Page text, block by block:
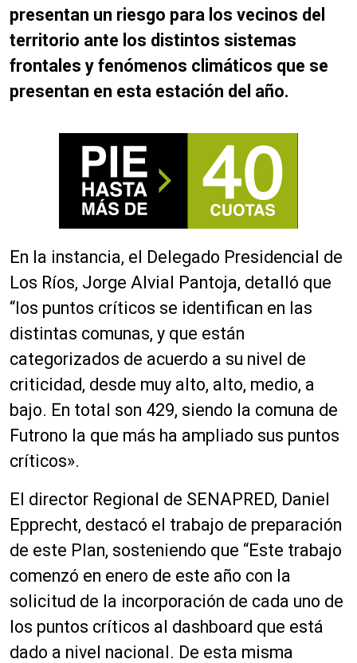
presentan un riesgo para los vecinos del
territorio ante los distintos sistemas
frontales y fenómenos climáticos que se
presentan en esta estación del año.
En la instancia, el Delegado Presidencial de
Los Ríos, Jorge Alvial Pantoja, detalló que
“los puntos críticos se identifican en las
distintas comunas, y que están
categorizados de acuerdo a su nivel de
criticidad, desde muy alto, alto, medio, a
bajo. En total son 429, siendo la comuna de
Futrono la que más ha ampliado sus puntos
críticos».
El director Regional de SENAPRED, Daniel
Epprecht, destacó el trabajo de preparación
de este Plan, sosteniendo que “Este trabajo
comenzó en enero de este año con la
solicitud de la incorporación de cada uno de
los puntos críticos al dashboard que está
dado a nivel nacional. De esta misma